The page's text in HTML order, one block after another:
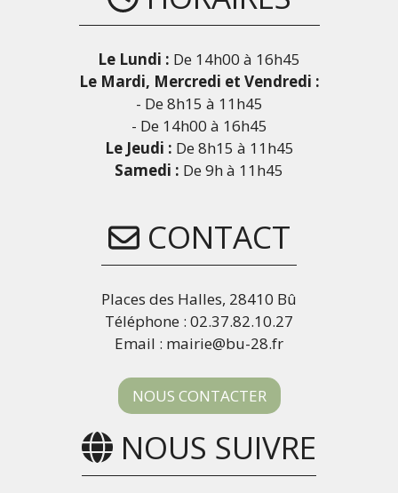
Le Lundi : De 14h00 à 16h45
Le Mardi, Mercredi et Vendredi :
- De 8h15 à 11h45
- De 14h00 à 16h45
Le Jeudi : De 8h15 à 11h45
Samedi : De 9h à 11h45
CONTACT
Places des Halles, 28410 Bû
Téléphone : 02.37.82.10.27
Email : mairie@bu-28.fr
NOUS CONTACTER
NOUS SUIVRE